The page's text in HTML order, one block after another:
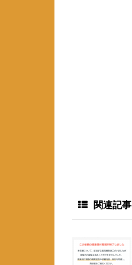
関連記事